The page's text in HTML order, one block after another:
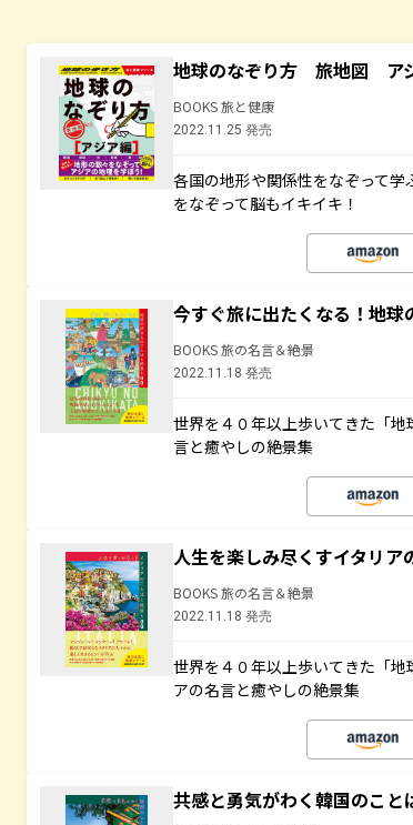
地球のなぞり方 旅地図 ア
BOOKS 旅と健康
2022.11.25 発売
各国の地形や関係性をなぞって
をなぞって脳もイキイキ！
今すぐ旅に出たくなる！地球
BOOKS 旅の名言＆絶景
2022.11.18 発売
世界を４０年以上歩いてきた「
言と癒やしの絶景集
人生を楽しみ尽くすイタリア
BOOKS 旅の名言＆絶景
2022.11.18 発売
世界を４０年以上歩いてきた「
アの名言と癒やしの絶景集
共感と勇気がわく韓国のこと